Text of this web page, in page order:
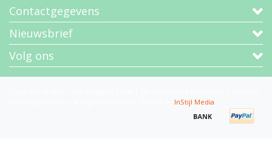
Contactgegevens
Nieuwsbrief
Volg ons
InStijl Media